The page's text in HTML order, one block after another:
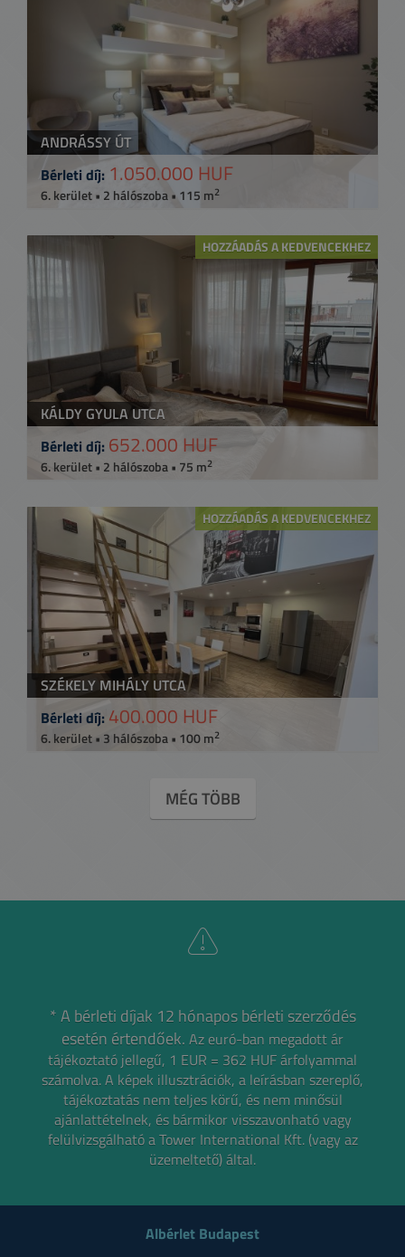
ANDRÁSSY ÚT
Bérleti díj: 1.050.000 HUF
6. kerület • 2 hálószoba • 115 m2
HOZZÁADÁS A KEDVENCEKHEZ
KÁLDY GYULA UTCA
Bérleti díj: 652.000 HUF
6. kerület • 2 hálószoba • 75 m2
HOZZÁADÁS A KEDVENCEKHEZ
SZÉKELY MIHÁLY UTCA
Bérleti díj: 400.000 HUF
6. kerület • 3 hálószoba • 100 m2
MÉG TÖBB
* A bérleti díjak 12 hónapos bérleti szerződés
esetén értendőek. Az euró-ban megadott ár
tájékoztató jellegű, 1 EUR = 362 HUF árfolyammal
számolva.A képek illusztrációk, a leírásban szereplő,
tájékoztatás nem teljes körű, és nem minősül
ajánlattételnek, és bármikor visszavonható vagy
felülvizsgálható a Tower International Kft. (vagy az
üzemeltető) által.
Albérlet Budapest